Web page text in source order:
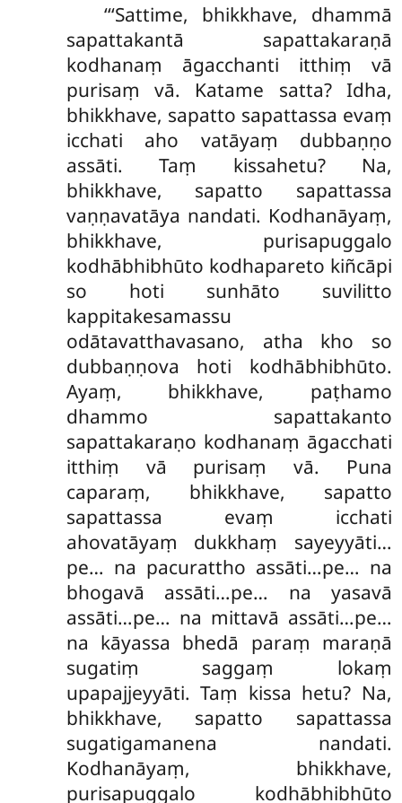
‘‘‘Sattime, bhikkhave, dhammā
sapattakantā sapattakaraṇā
kodhanaṃ āgacchanti itthiṃ vā
purisaṃ vā. Katame satta? Idha,
bhikkhave, sapatto sapattassa evaṃ
icchati aho vatāyaṃ dubbaṇṇo
assāti. Taṃ kissahetu? Na,
bhikkhave, sapatto sapattassa
vaṇṇavatāya nandati. Kodhanāyaṃ,
bhikkhave, purisapuggalo
kodhābhibhūto kodhapareto kiñcāpi
so hoti sunhāto suvilitto
kappitakesamassu
odātavatthavasano, atha kho so
dubbaṇṇova hoti kodhābhibhūto.
Ayaṃ, bhikkhave, paṭhamo
dhammo sapattakanto
sapattakaraṇo kodhanaṃ āgacchati
itthiṃ vā purisaṃ vā. Puna
caparaṃ, bhikkhave, sapatto
sapattassa evaṃ icchati
ahovatāyaṃ dukkhaṃ sayeyyāti…
pe… na pacurattho assāti…pe… na
bhogavā assāti…pe… na yasavā
assāti…pe… na mittavā assāti…pe…
na kāyassa bhedā paraṃ maraṇā
sugatiṃ saggaṃ lokaṃ
upapajjeyyāti. Taṃ kissa hetu? Na,
bhikkhave, sapatto sapattassa
sugatigamanena nandati.
Kodhanāyaṃ, bhikkhave,
purisapuggalo kodhābhibhūto